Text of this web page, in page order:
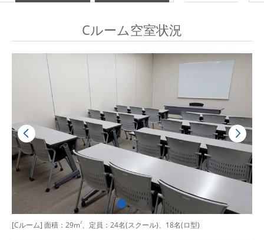
Cルーム空室状況
[Cルーム] 面積：29m2、定員：24名(スクール)、18名(ロ型)